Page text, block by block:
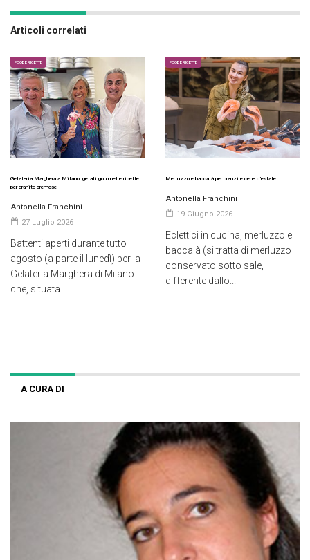
Articoli correlati
FOOD E RICETTE
Gelateria Marghera a Milano: gelati gourmet e ricette
per granite cremose
Antonella Franchini
27 Luglio 2026
Battenti aperti durante tutto
agosto (a parte il lunedì) per la
Gelateria Marghera di Milano
che, situata...
FOOD E RICETTE
Merluzzo e baccalà per pranzi e cene d’estate
Antonella Franchini
19 Giugno 2026
Eclettici in cucina, merluzzo e
baccalà (si tratta di merluzzo
conservato sotto sale,
differente dallo...
A CURA DI